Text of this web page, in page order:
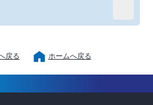
戻る ホームへ戻る